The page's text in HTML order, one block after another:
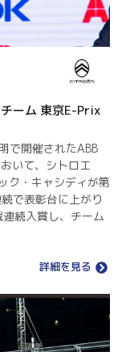
ーム 東京E-Prix
で開催されたABB
いて、シトロエ
ク・キャシディが第
で表彰台に上がり
続入賞し、チーム
詳細を見る